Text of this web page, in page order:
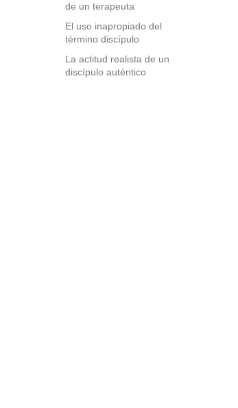
de un terapeuta
El uso inapropiado del
término discípulo
La actitud realista de un
discípulo auténtico